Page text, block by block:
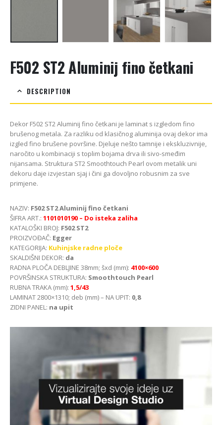
F502 ST2 Aluminij fino četkani
DESCRIPTION
Dekor F502 ST2 Aluminij fino četkani je laminat s izgledom fino
brušenog metala. Za razliku od klasičnog aluminija ovaj dekor ima
izgled fino brušene površine. Djeluje nešto tamnije i ekskluzivnije,
naročito u kombinaciji s toplim bojama drva ili sivo-smeđim
nijansama. Struktura ST2 Smoothtouch Pearl ovom metalik uni
dekoru daje izvjestan sjaj i čini ga dovoljno robusnim za sve
primjene.
NAZIV: F502 ST2 Aluminij fino četkani
ŠIFRA ART.: 1101010190 – Do isteka zaliha
KATALOŠKI BROJ: F502 ST2
PROIZVOĐAČ: Egger
KATEGORIJA: Kuhinjske radne ploče
SKALDIŠNI DEKOR: da
RADNA PLOČA DEBLJINE 38mm; šxd (mm): 4100×600
POVRŠINSKA STRUKTURA: Smoothtouch Pearl
RUBNA TRAKA (mm): 1,5/43
LAMINAT 2800×1310; deb (mm) – NA UPIT: 0,8
ZIDNI PANEL: na upit